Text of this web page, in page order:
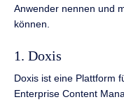
Anwender nennen und
können.
1. Doxis
Doxis ist eine Plattform
Enterprise Content